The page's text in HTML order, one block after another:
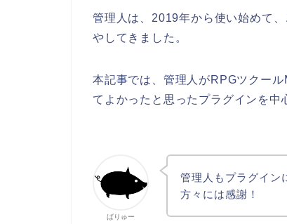
管理人は、2019年から使い始めて
やしてきました。
本記事では、管理人がRPGツクー
てよかったと思ったプラグインを中
ばりゅー
管理人もプラグイン
方々には感謝！